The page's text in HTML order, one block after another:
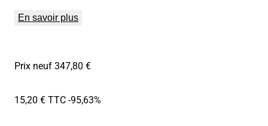
En savoir plus
Prix neuf 347,80 €
15,20 € TTC-95,63%